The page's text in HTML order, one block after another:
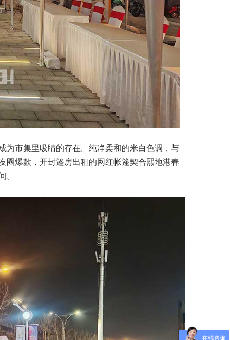
为市集里吸睛的存在。纯净柔和的米白色调，与
圈爆款，开封篷房出租的网红帐篷契合熙地港春
。